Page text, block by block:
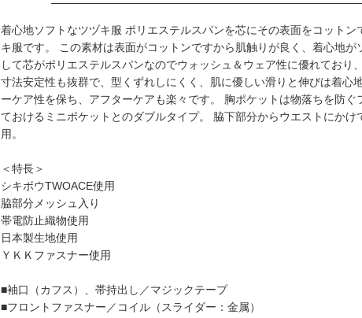
着心地ソフトなツヅキ服 ポリエステルスパンを芯にその表面をコット
キ服です。 この素材は表面がコットンですから肌触りが良く、着心地
して芯がポリエステルスパンなのでウォッシュ＆ウェア性に優れており
寸法安定性も抜群で、型くずれしにくく、肌に優しい滑りと伸びは着心
ーケア性を保ち、アフターケアも楽々です。 胸ポケットは物落ちを防
ておけるミニポケットとのダブルタイプ。 脇下部分からウエストにか
用。
＜特長＞
シキボウTWOACE使用
脇部分メッシュ入り
帯電防止織物使用
日本製生地使用
ＹＫＫファスナー使用
■袖口（カフス）、帯持出し／マジックテープ
■フロントファスナー／コイル（スライダー：金属）